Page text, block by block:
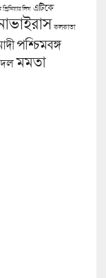
প্রিমিয়ার লিগ এটিকে
কলকাতা
পশ্চিমবঙ্গ
মমতা